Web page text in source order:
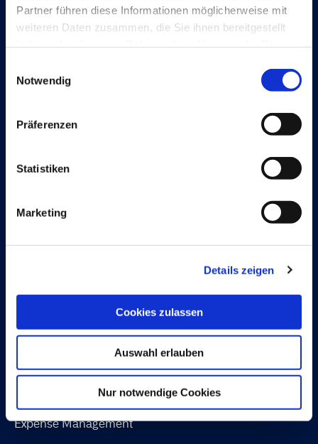
Partner führen diese Informationen möglicherweise mit
weiteren Daten zusammen, die Sie ihnen bereitgestellt
Notwendig
Präferenzen
Statistiken
Marketing
Details zeigen
Cookies zulassen
Auswahl erlauben
Nur notwendige Cookies
Continia Software
Meet the team
Lösungen
Document Capture
Document Output
Expense Management